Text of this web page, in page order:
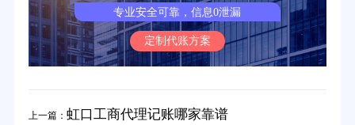
专业安全可靠，信息0泄漏
定制代账方案
上一篇： 虹口工商代理记账哪家靠谱